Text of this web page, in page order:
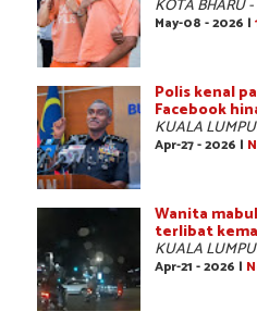
KOTA BHARU
May-08 - 2026 |
Polis kenal
Facebook
KUALA
Apr-27 - 2026 |
Wanita
terlibat
KUALA
Apr-21 - 2026 |